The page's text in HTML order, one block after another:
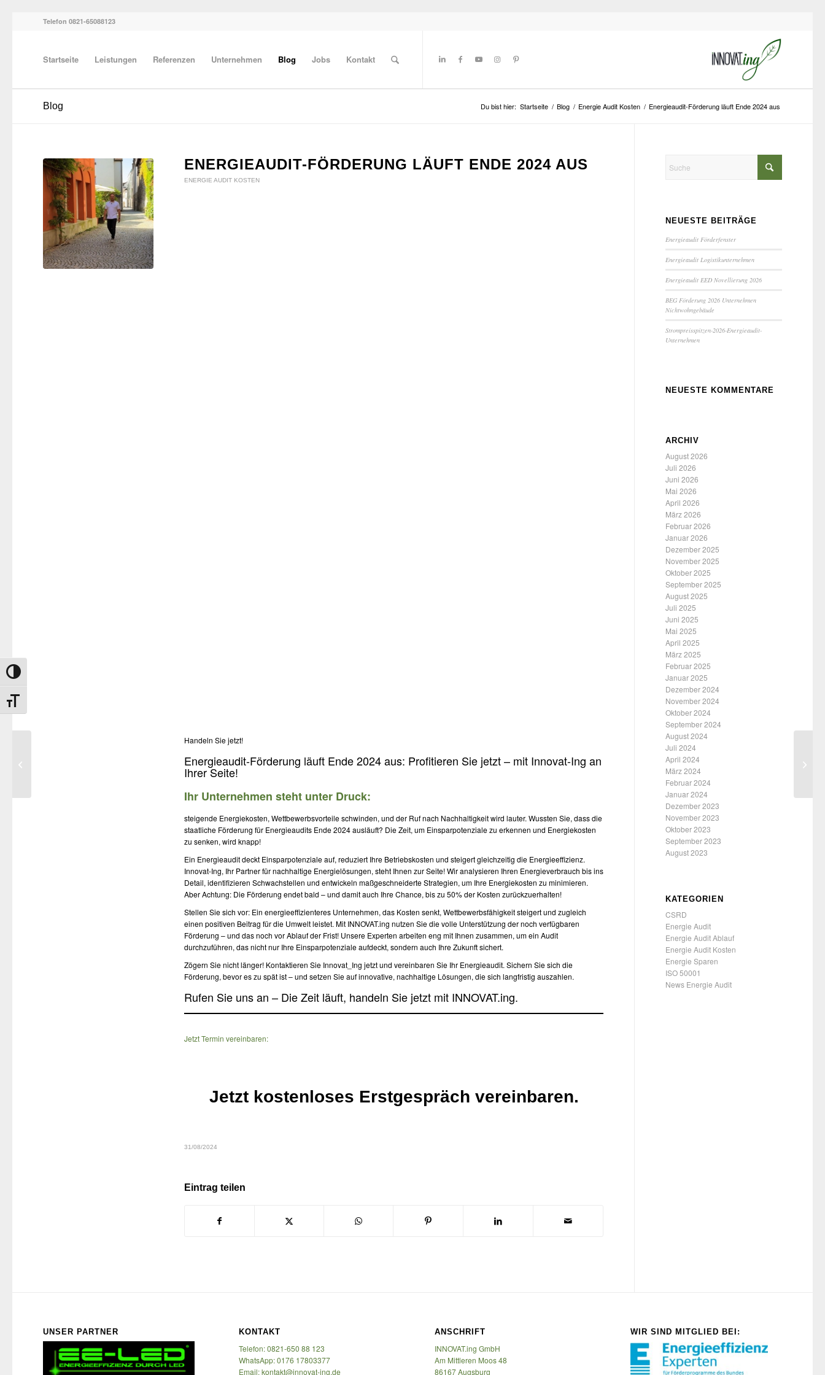
Umschalten auf hohe Kontraste
Schrift vergrößern
Telefon 0821-65088123
Startseite Leistungen Referenzen Unternehmen Blog Jobs Kontakt
Blog Du bist hier: Startseite / Blog / Energie Audit Kosten / Energieaudit-Förderung läuft Ende 2024 aus
ENERGIEAUDIT-FÖRDERUNG LÄUFT ENDE 2024 AUS
ENERGIE AUDIT KOSTEN
Handeln Sie jetzt!
Energieaudit-Förderung läuft Ende 2024 aus: Profitieren Sie jetzt – mit Innovat-Ing an
Ihrer Seite!
Ihr Unternehmen steht unter Druck:
steigende Energiekosten, Wettbewerbsvorteile schwinden, und der Ruf nach Nachhaltigkeit wird lauter. Wussten Sie, dass die
staatliche Förderung für Energieaudits Ende 2024 ausläuft? Die Zeit, um Einsparpotenziale zu erkennen und Energiekosten
zu senken, wird knapp!
Ein Energieaudit deckt Einsparpotenziale auf, reduziert Ihre Betriebskosten und steigert gleichzeitig die Energieeffizienz.
Innovat-Ing, Ihr Partner für nachhaltige Energielösungen, steht Ihnen zur Seite! Wir analysieren Ihren Energieverbrauch bis ins
Detail, identifizieren Schwachstellen und entwickeln maßgeschneiderte Strategien, um Ihre Energiekosten zu minimieren.
Aber Achtung: Die Förderung endet bald – und damit auch Ihre Chance, bis zu 50% der Kosten zurückzuerhalten!
Stellen Sie sich vor: Ein energieeffizienteres Unternehmen, das Kosten senkt, Wettbewerbsfähigkeit steigert und zugleich
einen positiven Beitrag für die Umwelt leistet. Mit INNOVAT.ing nutzen Sie die volle Unterstützung der noch verfügbaren
Förderung – und das noch vor Ablauf der Frist! Unsere Experten arbeiten eng mit Ihnen zusammen, um ein Audit
durchzuführen, das nicht nur Ihre Einsparpotenziale aufdeckt, sondern auch Ihre Zukunft sichert.
Zögern Sie nicht länger! Kontaktieren Sie Innovat_Ing jetzt und vereinbaren Sie Ihr Energieaudit. Sichern Sie sich die
Förderung, bevor es zu spät ist – und setzen Sie auf innovative, nachhaltige Lösungen, die sich langfristig auszahlen.
Rufen Sie uns an – Die Zeit läuft, handeln Sie jetzt mit INNOVAT.ing.
Jetzt Termin vereinbaren:
Jetzt kostenloses Erstgespräch vereinbaren.
31/08/2024
Eintrag teilen
NEUESTE BEITRÄGE
Energieaudit Förderfenster
Energieaudit Logistikunternehmen
Energieaudit EED Novellierung 2026
BEG Förderung 2026 Unternehmen
Nichtwohngebäude
Strompreisspitzen-2026-Energieaudit-
Unternehmen
NEUESTE KOMMENTARE
ARCHIV
August 2026
Juli 2026
Juni 2026
Mai 2026
April 2026
März 2026
Februar 2026
Januar 2026
Dezember 2025
November 2025
Oktober 2025
September 2025
August 2025
Juli 2025
Juni 2025
Mai 2025
April 2025
März 2025
Februar 2025
Januar 2025
Dezember 2024
November 2024
Oktober 2024
September 2024
August 2024
Juli 2024
April 2024
März 2024
Februar 2024
Januar 2024
Dezember 2023
November 2023
Oktober 2023
September 2023
August 2023
KATEGORIEN
CSRD
Energie Audit
Energie Audit Ablauf
Energie Audit Kosten
Energie Sparen
ISO 50001
News Energie Audit
UNSER PARTNER KONTAKT
Telefon: 0821-650 88 123
WhatsApp: 0176 17803377
Email: kontakt@innovat-ing.de
ANSCHRIFT
INNOVAT.ing GmbH
Am Mittleren Moos 48
86167 Augsburg
WIR SIND MITGLIED BEI: